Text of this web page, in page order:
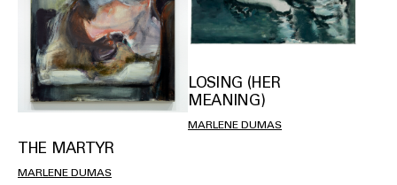
THE MARTYR
MARLENE DUMAS
LOSING (HER
MEANING)
MARLENE DUMAS